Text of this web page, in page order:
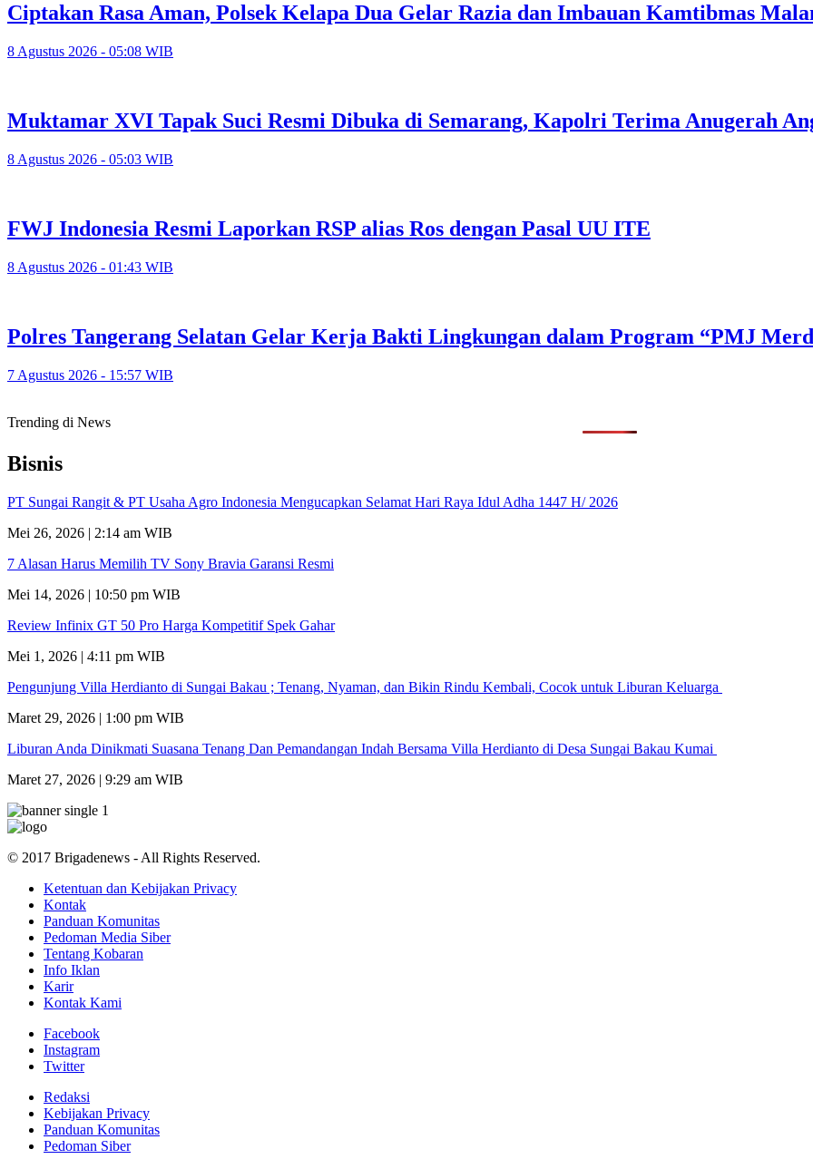
Ciptakan Rasa Aman, Polsek Kelapa Dua Gelar Razia dan Imbauan Kamtibmas
8 Agustus 2026 - 05:08 WIB
Muktamar XVI Tapak Suci Resmi Dibuka di Semarang, Kapolri Terima Anugerah
8 Agustus 2026 - 05:03 WIB
FWJ Indonesia Resmi Laporkan RSP alias Ros dengan Pasal UU ITE
8 Agustus 2026 - 01:43 WIB
Polres Tangerang Selatan Gelar Kerja Bakti Lingkungan dalam Program “PMJ
7 Agustus 2026 - 15:57 WIB
Trending di News
Bisnis
PT Sungai Rangit & PT Usaha Agro Indonesia Mengucapkan Selamat Hari Raya Idul Adha 1447 H/ 2026
Mei 26, 2026 | 2:14 am WIB
7 Alasan Harus Memilih TV Sony Bravia Garansi Resmi
Mei 14, 2026 | 10:50 pm WIB
Review Infinix GT 50 Pro Harga Kompetitif Spek Gahar
Mei 1, 2026 | 4:11 pm WIB
Pengunjung Villa Herdianto di Sungai Bakau ; Tenang, Nyaman, dan Bikin Rindu Kembali, Cocok untuk Liburan Keluarga
Maret 29, 2026 | 1:00 pm WIB
Liburan Anda Dinikmati Suasana Tenang Dan Pemandangan Indah Bersama Villa Herdianto di Desa Sungai Bakau Kumai
Maret 27, 2026 | 9:29 am WIB
© 2017 Brigadenews - All Rights Reserved.
Ketentuan dan Kebijakan Privacy
Kontak
Panduan Komunitas
Pedoman Media Siber
Tentang Kobaran
Info Iklan
Karir
Kontak Kami
Facebook
Instagram
Twitter
Redaksi
Kebijakan Privacy
Panduan Komunitas
Pedoman Siber